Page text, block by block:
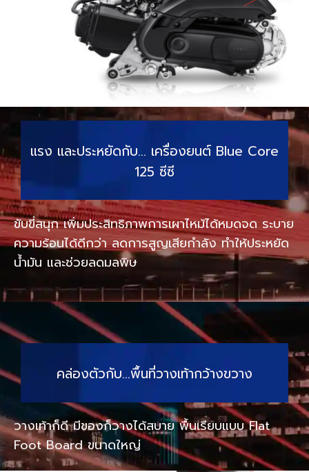
แรง และประหยัดกับ… เครื่องยนต์ Blue Core
125 ซีซี
ขับขี่สนุก เพิ่มประสิทธิภาพการเผาไหม้ได้หมดจด ระบาย
ความร้อนได้ดีกว่า ลดการสูญเสียกำลัง ทำให้ประหยัด
น้ำมัน และช่วยลดมลพิษ
คล่องตัวกับ…พื้นที่วางเท้ากว้างขวาง
วางเท้าก็ดี มีของก็วางได้สบาย พื้นเรียบแบบ Flat
Foot Board ขนาดใหญ่